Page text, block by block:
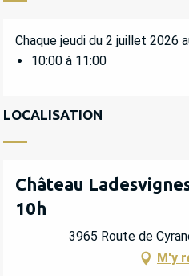
Chaque jeudi du 2 juillet 2026
10:00 à 11:00
LOCALISATION
Château
10h
3965 Route de
M'y